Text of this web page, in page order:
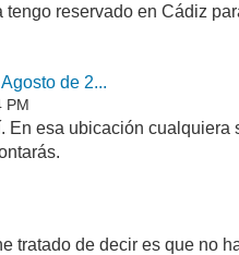
reservado en Cádiz
de 2...
PM
esa ubicación
tratado de decir es que no